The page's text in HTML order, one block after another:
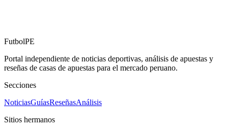
FutbolPE
Portal independiente de noticias deportivas, análisis de apuestas y
reseñas de casas de apuestas para el mercado peruano.
Secciones
NoticiasGuíasReseñasAnálisis
Sitios hermanos